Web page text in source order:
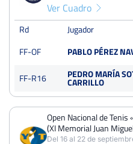
Open Nacional de Tenis
Juan Miguel Benedito)
Del 16 al 22 de septiembre,
Octavos
Octavos
Ver Cuadro
Rd Jugador
FF-OF
PABLO PÉREZ
FF-R16
PEDRO MARÍA
CARRILLO
Open Nacional de Tenis
(XI Memorial Juan
Del 16 al 22 de